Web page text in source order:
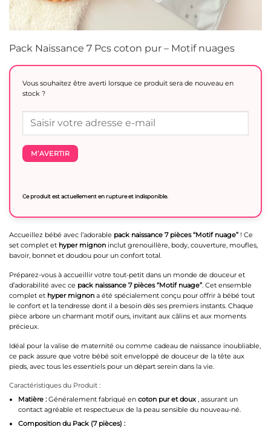
Pack Naissance 7 Pcs coton pur – Motif nuages
Accueillez bébé avec l’adorable pack naissance 7 pièces “Motif nuage” ! Ce
set complet et hyper mignon inclut grenouillère, body, couverture, moufles,
bavoir, bonnet et doudou pour un confort total.
Préparez-vous à accueillir votre tout-petit dans un monde de douceur et
d’adorabilité avec ce pack naissance 7 pièces “Motif nuage”. Cet ensemble
complet et hyper mignon a été spécialement conçu pour offrir à bébé tout
le confort et la tendresse dont il a besoin dès ses premiers instants. Chaque
pièce arbore un charmant motif ours, invitant aux câlins et aux moments
précieux.
Idéal pour la valise de maternité ou comme cadeau de naissance inoubliable,
ce pack assure que votre bébé soit enveloppé de douceur de la tête aux
pieds, avec tous les essentiels pour un départ serein dans la vie.
Caractéristiques du Produit :
Matière :Généralement fabriqué en coton pur et doux, assurant un
contact agréable et respectueux de la peau sensible du nouveau-né.
Composition du Pack (7 pièces) :
Vous souhaitez être averti lorsque ce produit sera de nouveau en
stock ?
M’AVERTIR
Ce produit est actuellement en rupture et indisponible.